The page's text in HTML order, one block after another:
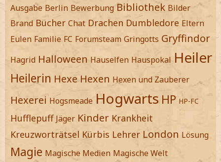
Ausgabe Berlin Bewerbung Bibliothek Bilder
Brand Bücher Chat Drachen Dumbledore Eltern
Eulen Familie FC Forumsteam Gringotts Gryffindor
Hagrid Halloween Hauselfen Hauspokal Heiler
Heilerin Hexe Hexen Hexen und Zauberer
Hexerei Hogsmeade Hogwarts HP HP-FC
Hufflepuff Jäger Kinder Krankheit
Kreuzworträtsel Kürbis Lehrer London Lösung
Magie Magische Medien Magische Welt